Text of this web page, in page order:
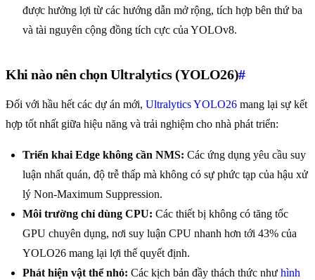
được hưởng lợi từ các hướng dẫn mở rộng, tích hợp bên thứ ba
và tài nguyên cộng đồng tích cực của YOLOv8.
Khi nào nên chọn Ultralytics (YOLO26)#
Đối với hầu hết các dự án mới, Ultralytics YOLO26 mang lại sự kết
hợp tốt nhất giữa hiệu năng và trải nghiệm cho nhà phát triển:
Triển khai Edge không cần NMS: Các ứng dụng yêu cầu suy
luận nhất quán, độ trễ thấp mà không có sự phức tạp của hậu xử
lý Non-Maximum Suppression.
Môi trường chỉ dùng CPU: Các thiết bị không có tăng tốc
GPU chuyên dụng, nơi suy luận CPU nhanh hơn tới 43% của
YOLO26 mang lại lợi thế quyết định.
Phát hiện vật thể nhỏ: Các kịch bản đầy thách thức như hình